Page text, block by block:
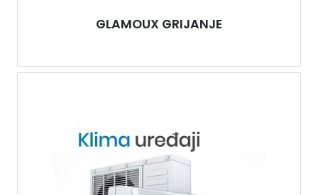
GLAMOUX GRIJANJE